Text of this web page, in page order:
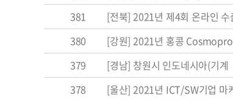
381
[전북] 2021년 제4회 온라인
380
[강원] 2021년 홍콩
379
[경남] 창원시 인도네시아(기
378
[울산] 2021년 ICT/SW기업 마